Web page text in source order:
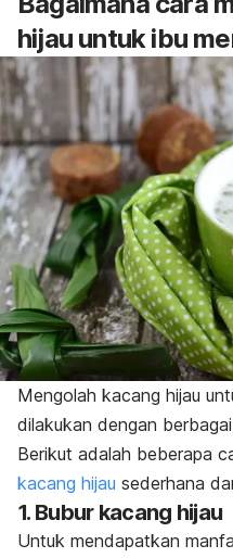
hijau untuk ibu
Mengolah kacang hijau
dilakukan dengan
Berikut adalah beberapa
kacang hijau sederhana
1. Bubur kacang hijau
Untuk mendapatkan